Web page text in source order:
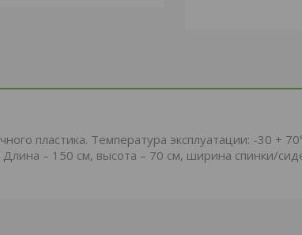
пластика. Температура эксплуатации: -30 +
– 150 см, высота – 70 см, ширина спинки/